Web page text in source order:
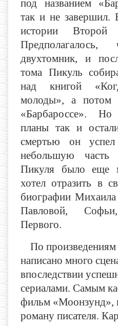
под названием
так и не завершил.
истории
двухтомник, и
тома Пикуль
над книгой
молоды», а потом
«Барбароссе».
планы так и
смертью он успел
небольшую
Пикуля было еще
хотел отразить в
биографии
Павловой,
Первого.
По
написано много
впоследствии
сериалами. Самым
фильм «Моонзунд»,
роману писателя.